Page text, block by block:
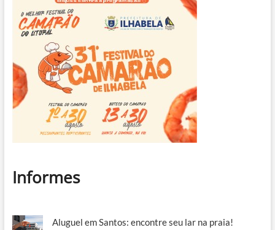
Informes
Aluguel em Santos: encontre seu lar na praia!